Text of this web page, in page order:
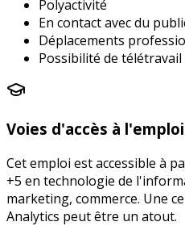
Polyactivité
En contact avec du
Déplacements
Possibilité de télétravail
Voies d'accès à l'emploi
Cet emploi est accessible à
+5 en technologie de
marketing, commerce. Une
Analytics peut être un atout.